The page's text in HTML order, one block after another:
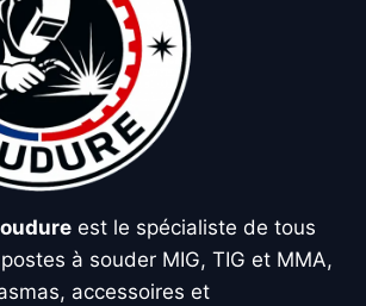
est le spécialiste de tous
à souder MIG, TIG et MMA,
accessoires et